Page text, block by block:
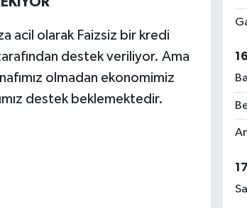
acil olarak Faizsiz bir kredi
destek veriliyor. Ama
olmadan ekonomimiz
destek beklemektedir.